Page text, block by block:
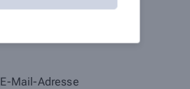
E-Mail-Adresse